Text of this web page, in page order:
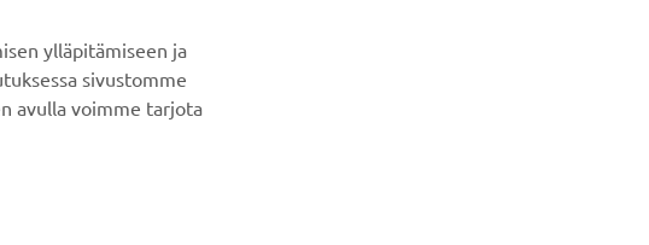
UUTISKIRJE
Ole ensimmäinen, joka kuulee uusimmista tarjouksista,
ylläpitämiseen ja
sivustomme
avulla voimme tarjota